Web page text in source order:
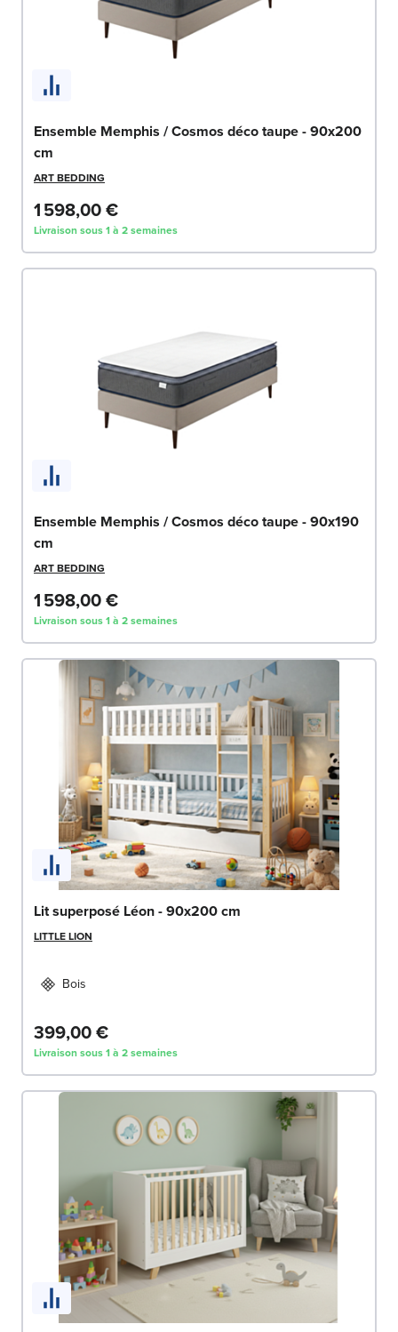
Ensemble Memphis / Cosmos déco taupe - 90x200
cm
ART BEDDING
1 598,00 €
Livraison sous 1 à 2 semaines
Ensemble Memphis / Cosmos déco taupe - 90x190
cm
ART BEDDING
1 598,00 €
Livraison sous 1 à 2 semaines
Lit superposé Léon - 90x200 cm
LITTLE LION
Bois
399,00 €
Livraison sous 1 à 2 semaines